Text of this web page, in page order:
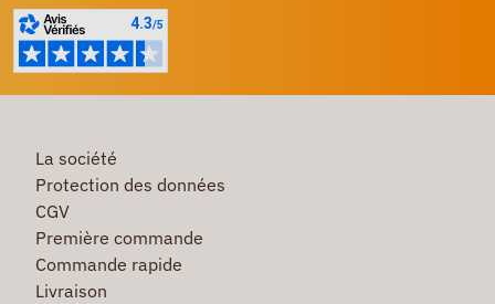
La société
Protection des données
CGV
Première commande
Commande rapide
Livraison